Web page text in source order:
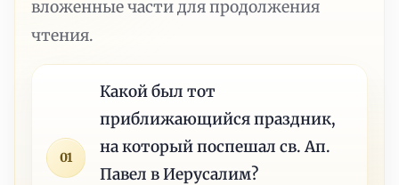
вложенные части для продолжения
чтения.
01
Какой был тот
приближающийся праздник,
на который поспешал св. Ап.
Павел в Иерусалим?